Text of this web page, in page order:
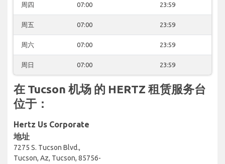
周四 07:00 23:59
周五 07:00 23:59
周六 07:00 23:59
周日 07:00 23:59
在 Tucson 机场 的 HERTZ 租赁服务台
位于：
Hertz Us Corporate
地址
7275 S. Tucson Blvd.,
Tucson, Az, Tucson, 85756-